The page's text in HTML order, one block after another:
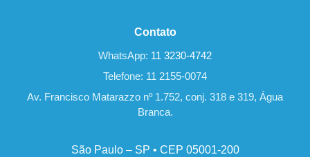
Contato
WhatsApp: 11 3230-4742
Telefone: 11 2155-0074
Av. Francisco Matarazzo nº 1.752, conj. 318 e 319, Água
Branca.
São Paulo – SP • CEP 05001-200